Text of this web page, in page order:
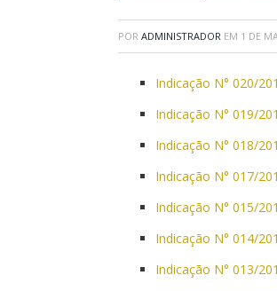
POR ADMINISTRADOR EM 1 DE
Indicação N° 020/
Indicação N° 019/
Indicação N° 018/
Indicação N° 017/
Indicação N° 015/
Indicação N° 014/
Indicação N° 013/